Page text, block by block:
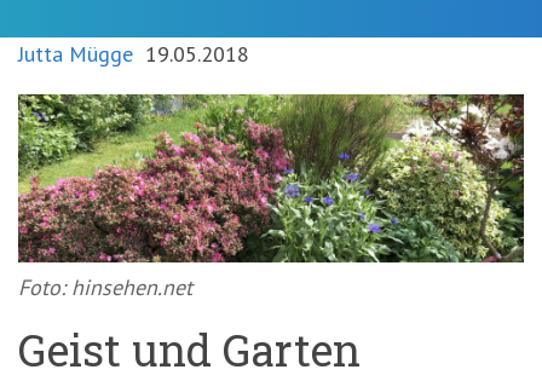
springen
'3')Zur
Suche
springen
(Accesskey
'2')
Jutta Mügge 19.05.2018
Foto: hinsehen.net
Geist und Garten